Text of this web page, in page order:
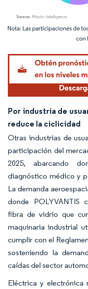
Imagen © Mordor
Por industria de
reduce la ciclicidad
Otras industrias de
participación del
2025, abarcando
diagnóstico médico y
La demanda
donde POLYVANTIS
fibra de vidrio que
maquinaria industrial
cumplir con el
sosteniendo la
caídas del sector
Eléctrica y electrónica